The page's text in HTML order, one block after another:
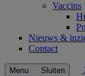
Vaccins
Nieuws &
Contact
Menu Sluiten